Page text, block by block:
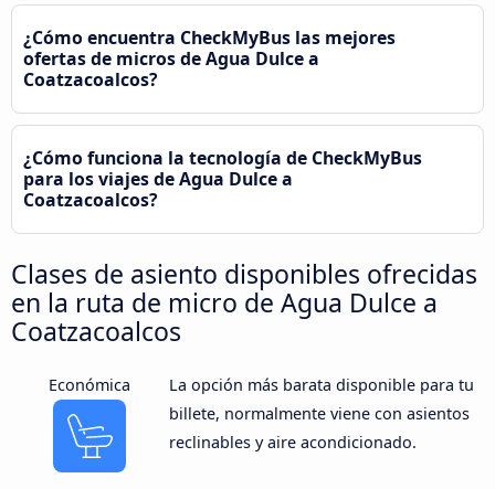
¿Cómo encuentra CheckMyBus las mejores
ofertas de micros de Agua Dulce a
Coatzacoalcos?
¿Cómo funciona la tecnología de CheckMyBus
para los viajes de Agua Dulce a
Coatzacoalcos?
Clases de asiento disponibles ofrecidas
en la ruta de micro de Agua Dulce a
Coatzacoalcos
Económica
La opción más barata disponible para tu
billete, normalmente viene con asientos
reclinables y aire acondicionado.